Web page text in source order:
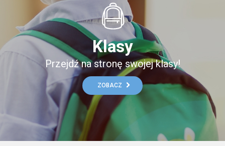
Klasy
Przejdź na stronę swojej klasy!
ZOBACZ